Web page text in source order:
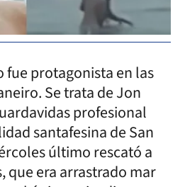
fue protagonista en las
Se trata de Jon
profesional
santafesina de San
último rescató a
que era arrastrado mar